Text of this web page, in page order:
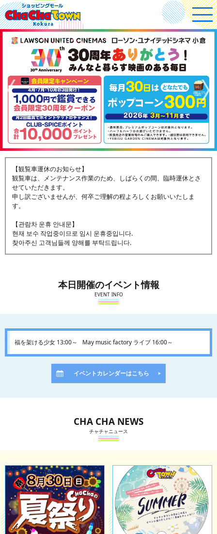
【観覧車運休のお知らせ】
観覧車は、メンテナンス作業のため、しばらくの間、臨時運休とさ
せていただきます。
申し訳ございませんが、何卒ご理解の程よろしくお願いいたしま
す。
【관람차 운휴 안내문】
현재 보수 작업중이므로 임시 운휴중입니다.
찾아주신 고객님들께 양해를 부탁드립니다.
本日開催のイベント情報
EVENT INFO
福を架ける少女 13:00～ May music factory ライブ 16:00～
イベントカレンダーはこちら
チャチャニュース
CHA CHA NEWS